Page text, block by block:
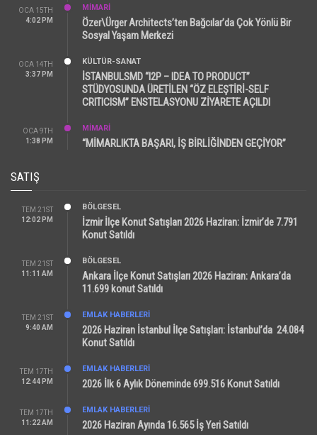
OCA 15TH
4:02 PM
MİMARİ
Özer\Ürger Architects’ten Bağcılar’da Çok Yönlü Bir
Sosyal Yaşam Merkezi
OCA 14TH
3:37 PM
KÜLTÜR-SANAT
İSTANBULSMD “I2P – IDEA TO PRODUCT”
STÜDYOSUNDA ÜRETİLEN “ÖZ ELEŞTİRİ-SELF
CRITICISM” ENSTELASYONU ZİYARETE AÇILDI
OCA 9TH
1:38 PM
MİMARİ
“MİMARLIKTA BAŞARI, İŞ BİRLİĞİNDEN GEÇİYOR”
SATIŞ
TEM 21ST
12:02 PM
BÖLGESEL
İzmir İlçe Konut Satışları 2026 Haziran: İzmir’de 7.791
Konut Satıldı
TEM 21ST
11:11 AM
BÖLGESEL
Ankara İlçe Konut Satışları 2026 Haziran: Ankara’da
11.699 konut Satıldı
TEM 21ST
9:40 AM
EMLAK HABERLERI
2026 Haziran İstanbul İlçe Satışları: İstanbul’da 24.084
Konut Satıldı
TEM 17TH
12:44 PM
EMLAK HABERLERI
2026 İlk 6 Aylık Döneminde 699.516 Konut Satıldı
TEM 17TH
11:22 AM
EMLAK HABERLERI
2026 Haziran Ayında 16.565 İş Yeri Satıldı